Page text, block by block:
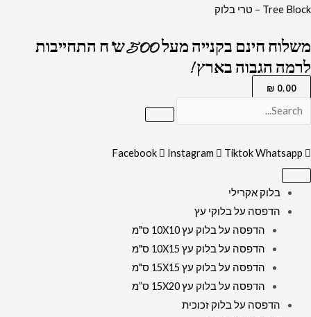
דילוג
Tree Block – טרי בלוק
משלוח חינם בקנייה מעל 500 ש"ח התחייבות
לרמה הגבוה בארץ !
0.00
₪
Facebook Instagram TiktokWhatsapp
בלוק אקרילי
הדפסה על בלוקי עץ
הדפסה על בלוק עץ 10X10 ס"מ
הדפסה על בלוק עץ 10X15 ס"מ
הדפסה על בלוק עץ 15X15 ס"מ
הדפסה על בלוק עץ 15X20 ס”מ
הדפסה על בלוק זכוכית